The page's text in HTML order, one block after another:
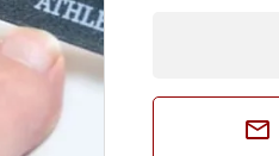
mail_outline